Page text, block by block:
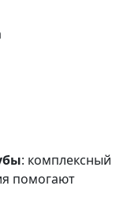
: комплексный
помогают